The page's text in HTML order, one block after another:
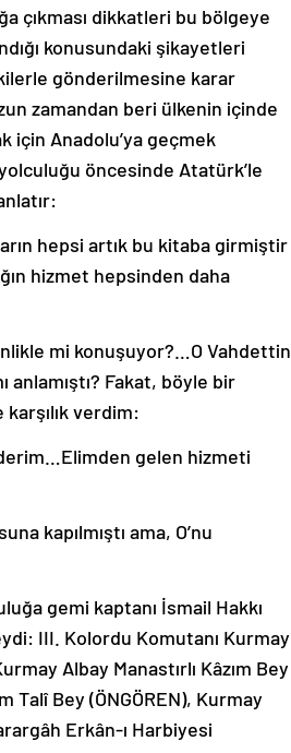
çıkması dikkatleri bu bölgeye
konusundaki şikayetleri
gönderilmesine karar
zamandan beri ülkenin içinde
için Anadolu’ya geçmek
öncesinde Atatürk’le
hepsi artık bu kitaba girmiştir
hizmet hepsinden daha
mi konuşuyor?…O Vahdettin
anlamıştı? Fakat, böyle bir
verdim:
gelen hizmeti
kapılmıştı ama, O’nu
gemi kaptanı İsmail Hakkı
III. Kolordu Komutanı Kurmay
Albay Manastırlı Kâzım Bey
Talî Bey (ÖNGÖREN), Kurmay
Erkân-ı Harbiyesi